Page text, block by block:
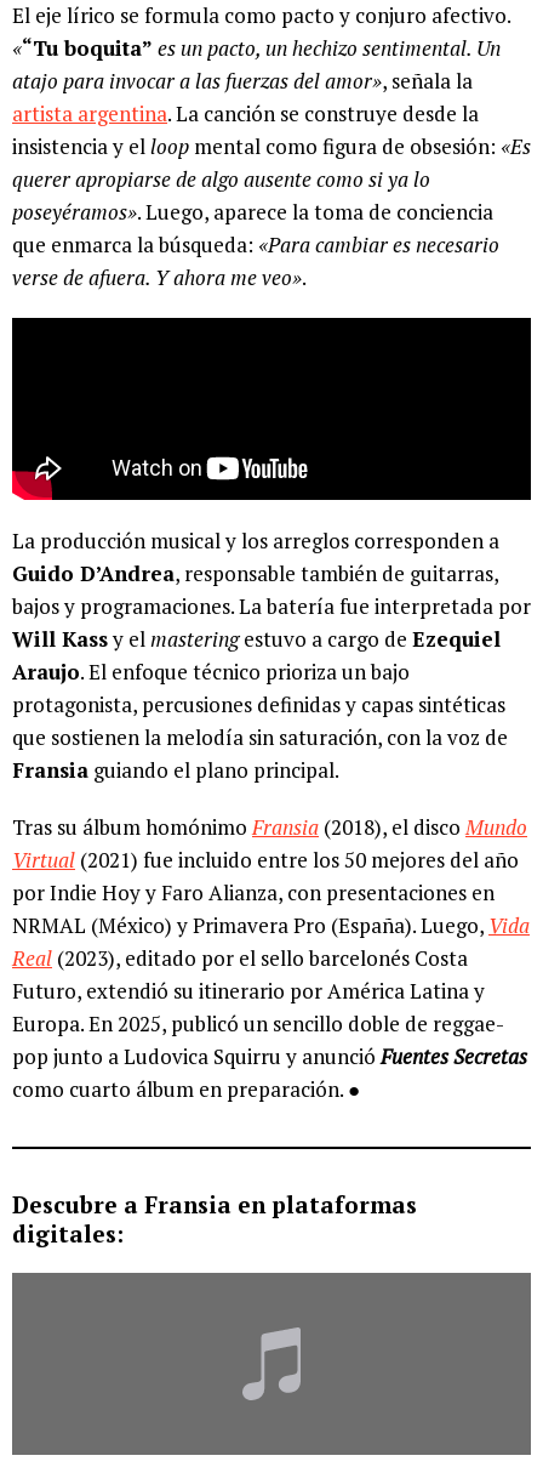
El eje lírico se formula como pacto y conjuro afectivo.
«“Tu boquita” es un pacto, un hechizo sentimental. Un
atajo para invocar a las fuerzas del amor», señala la
artista argentina. La canción se construye desde la
insistencia y elloop mental como figura de obsesión: «Es
querer apropiarse de algo ausente como si ya lo
poseyéramos». Luego, aparece la toma de conciencia
que enmarca la búsqueda: «Para cambiar es necesario
verse de afuera. Y ahora me veo».
La producción musical y los arreglos corresponden a
Guido D’Andrea, responsable también de guitarras,
bajos y programaciones. La batería fue interpretada por
Will Kassy elmasteringestuvo a cargo de Ezequiel
Araujo. El enfoque técnico prioriza un bajo
protagonista, percusiones definidas y capas sintéticas
que sostienen la melodía sin saturación, con la voz de
Fransia guiando el plano principal.
Tras su álbum homónimoFransia (2018), el discoMundo
Virtual (2021) fue incluido entre los 50 mejores del año
por Indie Hoy y Faro Alianza, con presentaciones en
NRMAL (México) y Primavera Pro (España). Luego, Vida
Real (2023), editado por el sello barcelonés Costa
Futuro, extendió su itinerario por América Latina y
Europa. En 2025, publicó un sencillo doble de reggae-
pop junto a Ludovica Squirru y anuncióFuentes Secretas
como cuarto álbum en preparación. ●
Descubre a Fransia en plataformas
digitales: